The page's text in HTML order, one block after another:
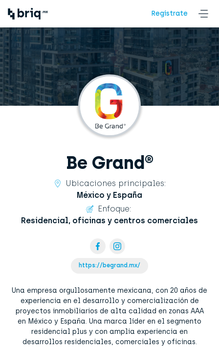
Regístrate
Be Grand®
Ubicaciones principales:
México y España
Enfoque:
Residencial, oficinas y centros comerciales
https://begrand.mx/
Una empresa orgullosamente mexicana, con 20 años de
experiencia en el desarrollo y comercialización de
proyectos inmobiliarios de alta calidad en zonas AAA
en México y España. Una marca líder en el segmento
residencial plus y con amplia experiencia en
desarrollos residenciales, comerciales y oficinas.